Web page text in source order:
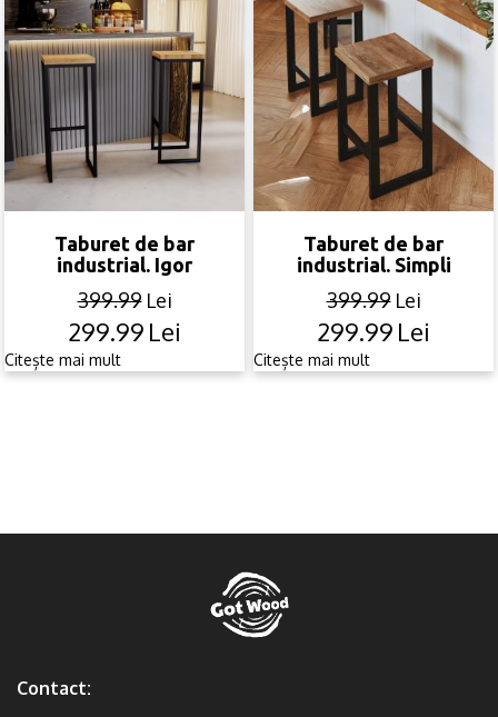
Taburet de bar
industrial. Igor
399.99 Lei
Original
299.99 Lei
Current
Citește mai mult
Taburet de bar
industrial. Simpli
399.99 Lei
Original
299.99 Lei
Current
Citește mai mult
Contact: